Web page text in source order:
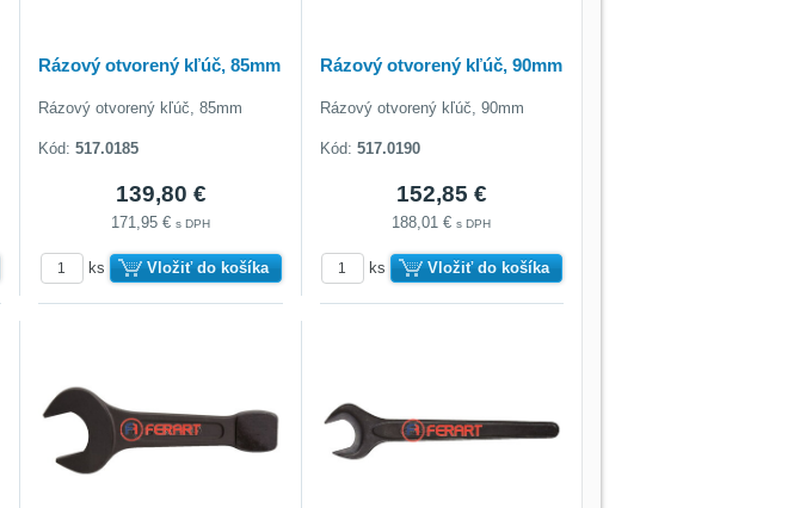
Rázový otvorený kľúč, 85mm
Rázový otvorený kľúč, 85mm
Kód:517.0185
139,80 €
171,95 €s DPH
ks Vložiť do košíka
Rázový otvorený kľúč, 90mm
Rázový otvorený kľúč, 90mm
Kód: 517.0190
152,85 €
188,01 €s DPH
ks Vložiť do košíka